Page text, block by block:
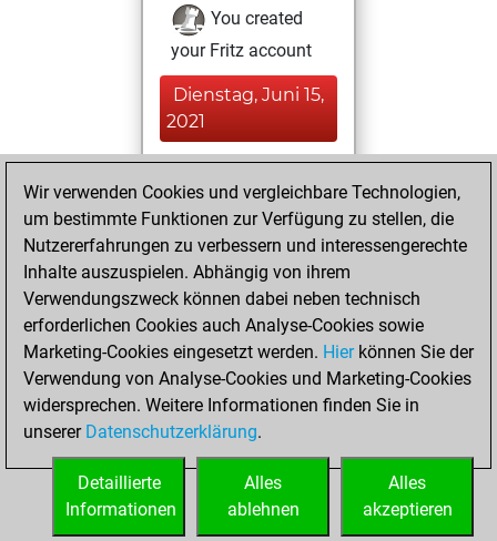
You created
your Fritz account
Dienstag, Juni 15,
2021
You played 92
slow games
Play
You scored +38
=1 -53 in slow games
Samstag, Februar
20, 2021
You played 10
bullet games
Play
You scored +1
=0 -9 in bullet
Wir verwenden Cookies und vergleichbare Technologien,
um bestimmte Funktionen zur Verfügung zu stellen, die
Nutzererfahrungen zu verbessern und interessengerechte
Inhalte auszuspielen. Abhängig von ihrem
Verwendungszweck können dabei neben technisch
erforderlichen Cookies auch Analyse-Cookies sowie
Marketing-Cookies eingesetzt werden. Hierkönnen Sie der
Verwendung von Analyse-Cookies und Marketing-Cookies
widersprechen. Weitere Informationen finden Sie in
unserer Datenschutzerklärung.
Alles
akzeptieren
Alles
ablehnen
Detaillierte
Informationen